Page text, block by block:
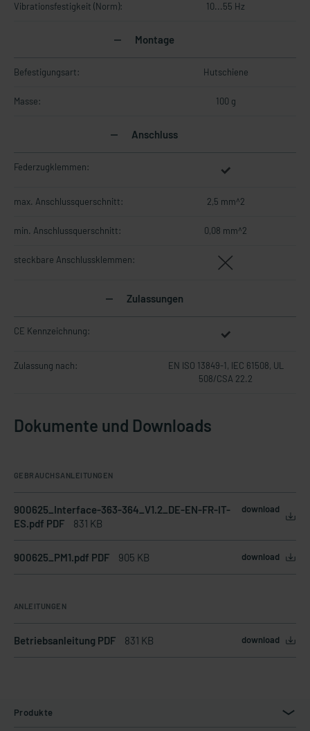
Vibrationsfestigkeit (Norm): 10...55 Hz
Montage
Befestigungsart: Hutschiene
Masse: 100 g
Anschluss
Federzugklemmen:
max. Anschlussquerschnitt: 2,5 mm^2
min. Anschlussquerschnitt: 0,08 mm^2
steckbare Anschlussklemmen:
Zulassungen
CE Kennzeichnung:
Zulassung nach:
EN ISO 13849-1, IEC 61508, UL
508/CSA 22.2
Dokumente und Downloads
GEBRAUCHSANLEITUNGEN
900625_Interface-363-364_V1.2_DE-EN-FR-IT-
ES.pdf PDF
831 KB
download
900625_PM1.pdf PDF 905 KB download
ANLEITUNGEN
Betriebsanleitung PDF 831 KB download
Produkte